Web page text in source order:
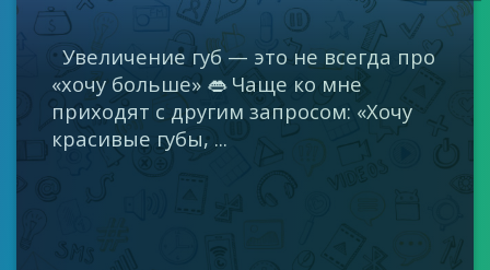
Увеличение губ — это не всегда про
«хочу больше» 👄 Чаще ко мне
приходят с другим запросом: «Хочу
красивые губы, ...